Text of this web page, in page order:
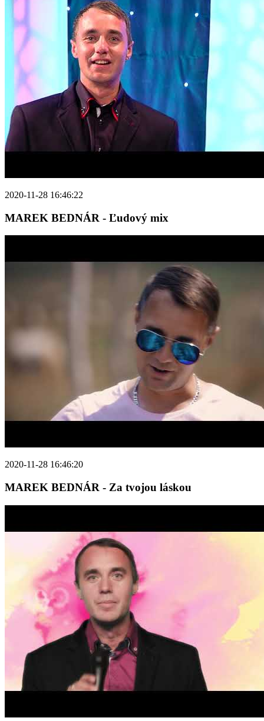
2020-11-28 16:46:22
MAREK BEDNÁR - Ľudový mix
2020-11-28 16:46:20
MAREK BEDNÁR - Za tvojou láskou